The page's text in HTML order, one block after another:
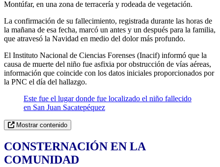
Montúfar, en una zona de terracería y rodeada de vegetación.
La confirmación de su fallecimiento, registrada durante las horas de
la mañana de esa fecha, marcó un antes y un después para la familia,
que atravesó la Navidad en medio del dolor más profundo.
El Instituto Nacional de Ciencias Forenses (Inacif) informó que la
causa de muerte del niño fue asfixia por obstrucción de vías aéreas,
información que coincide con los datos iniciales proporcionados por
la PNC el día del hallazgo.
Este fue el lugar donde fue localizado el niño fallecido
en San Juan Sacatepéquez
Mostrar contenido
CONSTERNACIÓN EN LA
COMUNIDAD